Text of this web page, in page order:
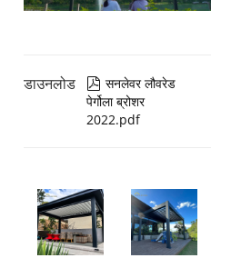
डाउनलोड  सनलेवर लौवरेड
पेर्गोला ब्रोशर
2022.pdf